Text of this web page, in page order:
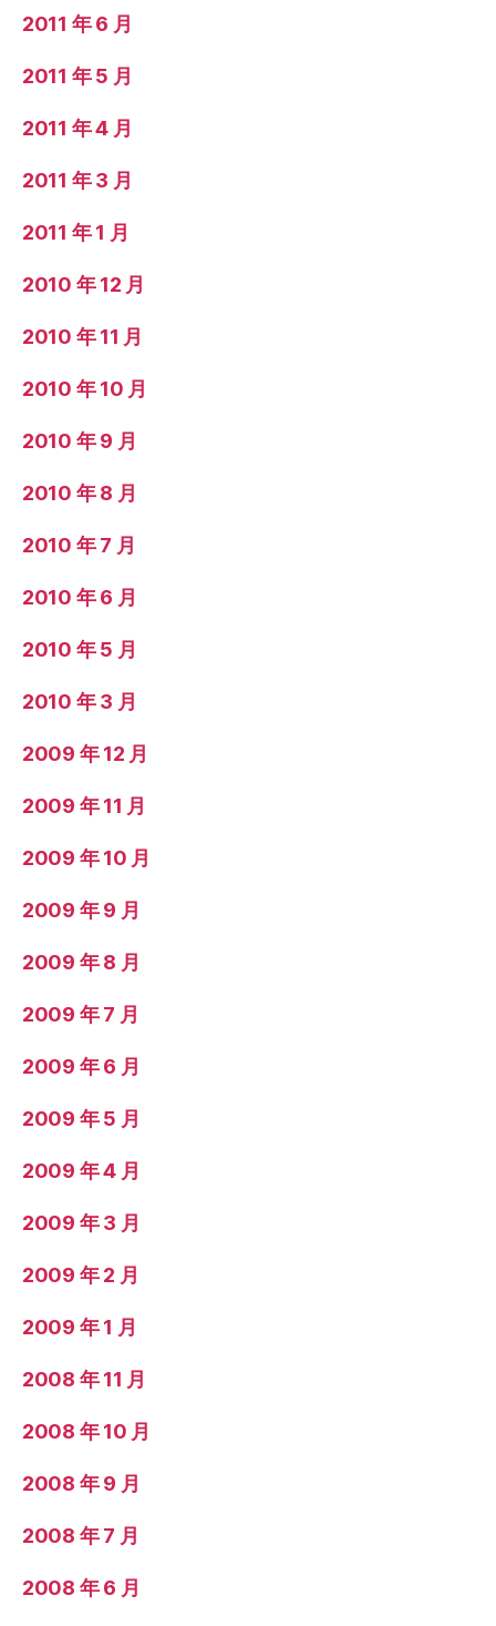
2011 年 6 月
2011 年 5 月
2011 年 4 月
2011 年 3 月
2011 年 1 月
2010 年 12 月
2010 年 11 月
2010 年 10 月
2010 年 9 月
2010 年 8 月
2010 年 7 月
2010 年 6 月
2010 年 5 月
2010 年 3 月
2009 年 12 月
2009 年 11 月
2009 年 10 月
2009 年 9 月
2009 年 8 月
2009 年 7 月
2009 年 6 月
2009 年 5 月
2009 年 4 月
2009 年 3 月
2009 年 2 月
2009 年 1 月
2008 年 11 月
2008 年 10 月
2008 年 9 月
2008 年 7 月
2008 年 6 月